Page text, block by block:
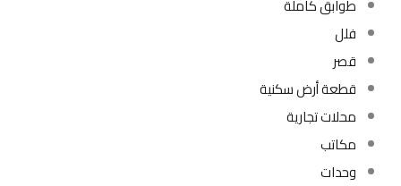
طوابق كاملة
فلل
قصر
قطعة أرض سكنية
محلات تجارية
مكاتب
وحدات